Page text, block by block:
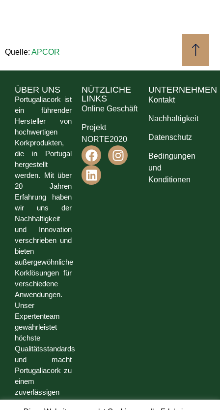
Quelle: APCOR
ÜBER UNS
Portugaliacork ist
ein führender
Hersteller von
hochwertigen
Korkprodukten,
die in Portugal
hergestellt
werden. Mit über
20 Jahren
Erfahrung haben
wir uns der
Nachhaltigkeit
und Innovation
verschrieben und
bieten
außergewöhnliche
Korklösungen für
verschiedene
Anwendungen.
Unser
Expertenteam
gewährleistet
höchste
Qualitätsstandards
und macht
Portugaliacork zu
einem
zuverlässigen
NÜTZLICHE
LINKS
Online Geschäft
Projekt
NORTE2020
UNTERNEHMEN
Kontakt
Nachhaltigkeit
Datenschutz
Bedingungen
und
Konditionen